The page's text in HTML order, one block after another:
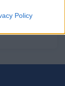
Policy
una